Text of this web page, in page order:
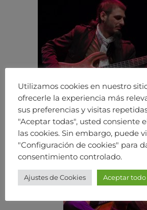
Utilizamos cookies en nuestro
ofrecerle la experiencia más
sus preferencias y visitas
"Aceptar todas", usted consiente
las cookies. Sin embargo, puede
"Configuración de cookies" para
consentimiento controlado.
Ajustes de Cookies Aceptar todo